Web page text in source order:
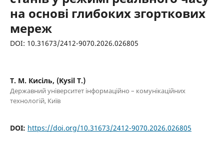
на основі глибоких згорткових
мереж
DOI: 10.31673/2412-9070.2026.026805
Т. М. Кисіль, (Kysil T.)
Державний університет інформаційно – комунікаційних
технологій, Київ
DOI: https://doi.org/10.31673/2412-9070.2026.026805